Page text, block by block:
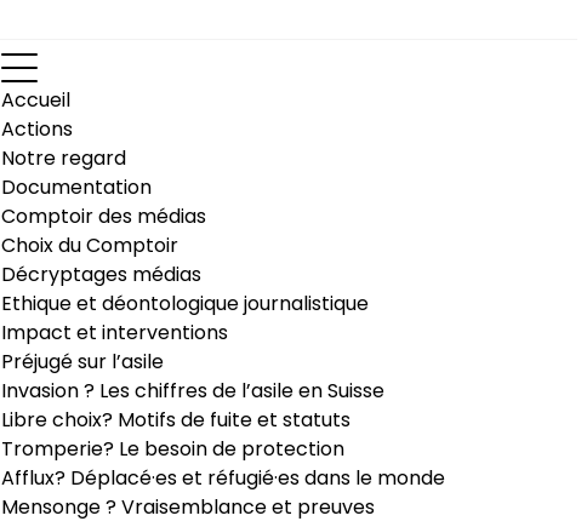
Accueil
Actions
Notre regard
Documentation
Comptoir des médias
Choix du Comptoir
Décryptages médias
Ethique et déontologique journalistique
Impact et interventions
Préjugé sur l’asile
Invasion ? Les chiffres de l’asile en Suisse
Libre choix? Motifs de fuite et statuts
Tromperie? Le besoin de protection
Afflux? Déplacé·es et réfugié·es dans le monde
Mensonge ? Vraisemblance et preuves